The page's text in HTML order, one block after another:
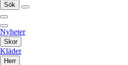
Sök
Nyheter
Skor
Kläder
Herr